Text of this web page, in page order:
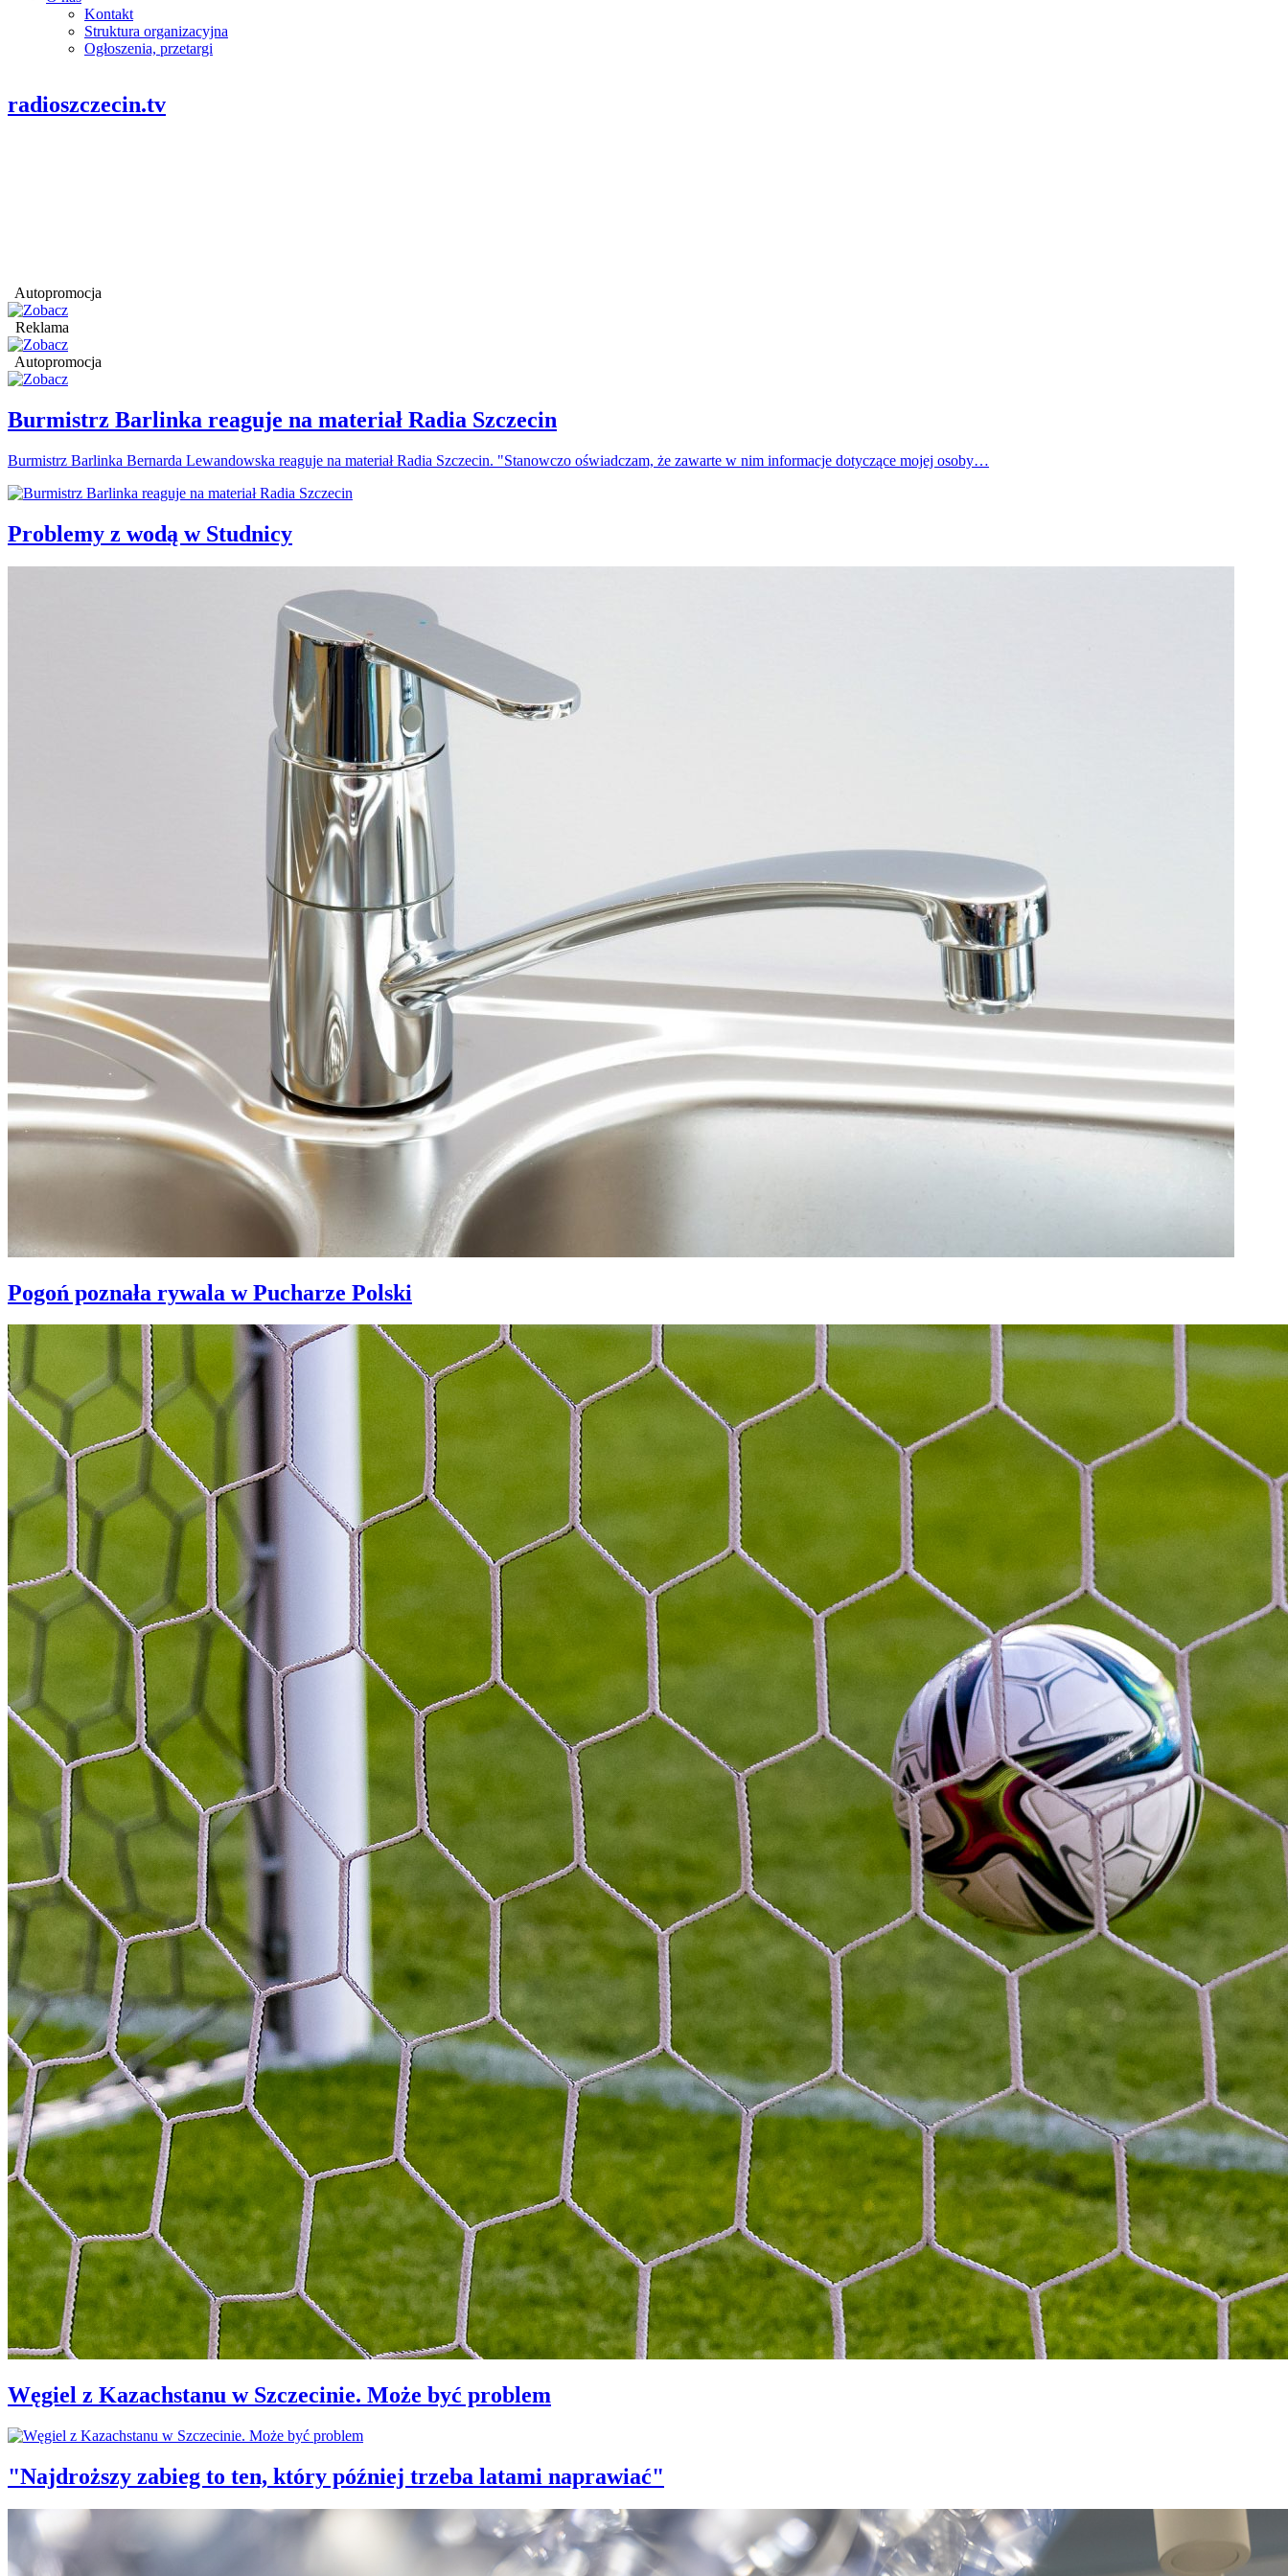
Kontakt
Struktura organizacyjna
Ogłoszenia, przetargi
radioszczecin.tv
Autopromocja
Reklama
Autopromocja
Burmistrz Barlinka reaguje na materiał Radia Szczecin
Burmistrz Barlinka Bernarda Lewandowska reaguje na materiał Radia Szczecin. "Stanowczo oświadczam, że zawarte w nim informacje dotyczące mojej osoby…
Problemy z wodą w Studnicy
Pogoń poznała rywala w Pucharze Polski
Węgiel z Kazachstanu w Szczecinie. Może być problem
"Najdroższy zabieg to ten, który później trzeba latami naprawiać"